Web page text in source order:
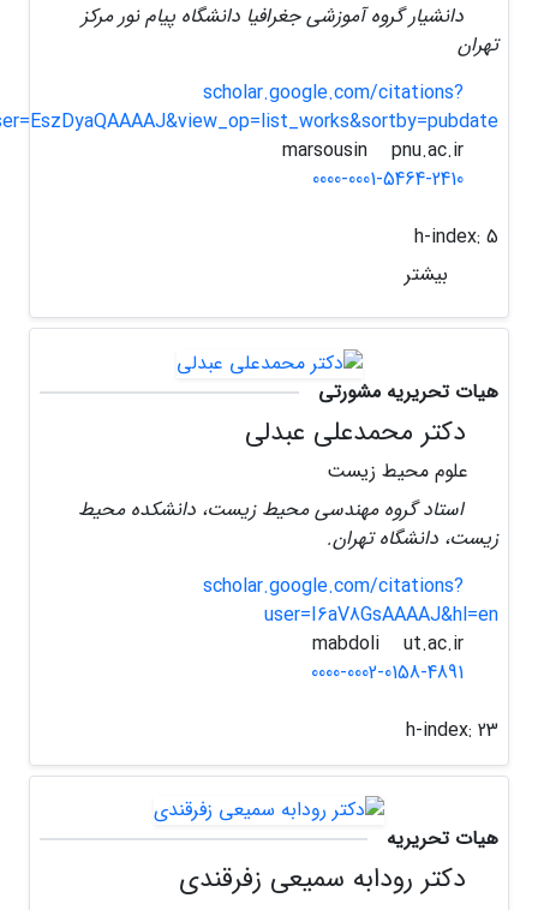
دانشیار گروه آموزشی جغرافیا دانشگاه پیام نور مرکز
تهران
scholar.google.com/citations?
pnu.ac.ir
0000-0001-5464-2410
h-index: 5
بیشتر
هیات تحریریه مشورتی
دکتر محمدعلی عبدلی
علوم محیط زیست
استاد گروه مهندسی محیط زیست، دانشکده محیط
زیست، دانشگاه تهران.
scholar.google.com/citations?
user=I6aV8GsAAAAJ&hl=en
ut.ac.ir
0000-0002-0158-4891
h-index: 23
هیات تحریریه
دکتر رودابه سمیعی زفرقندی